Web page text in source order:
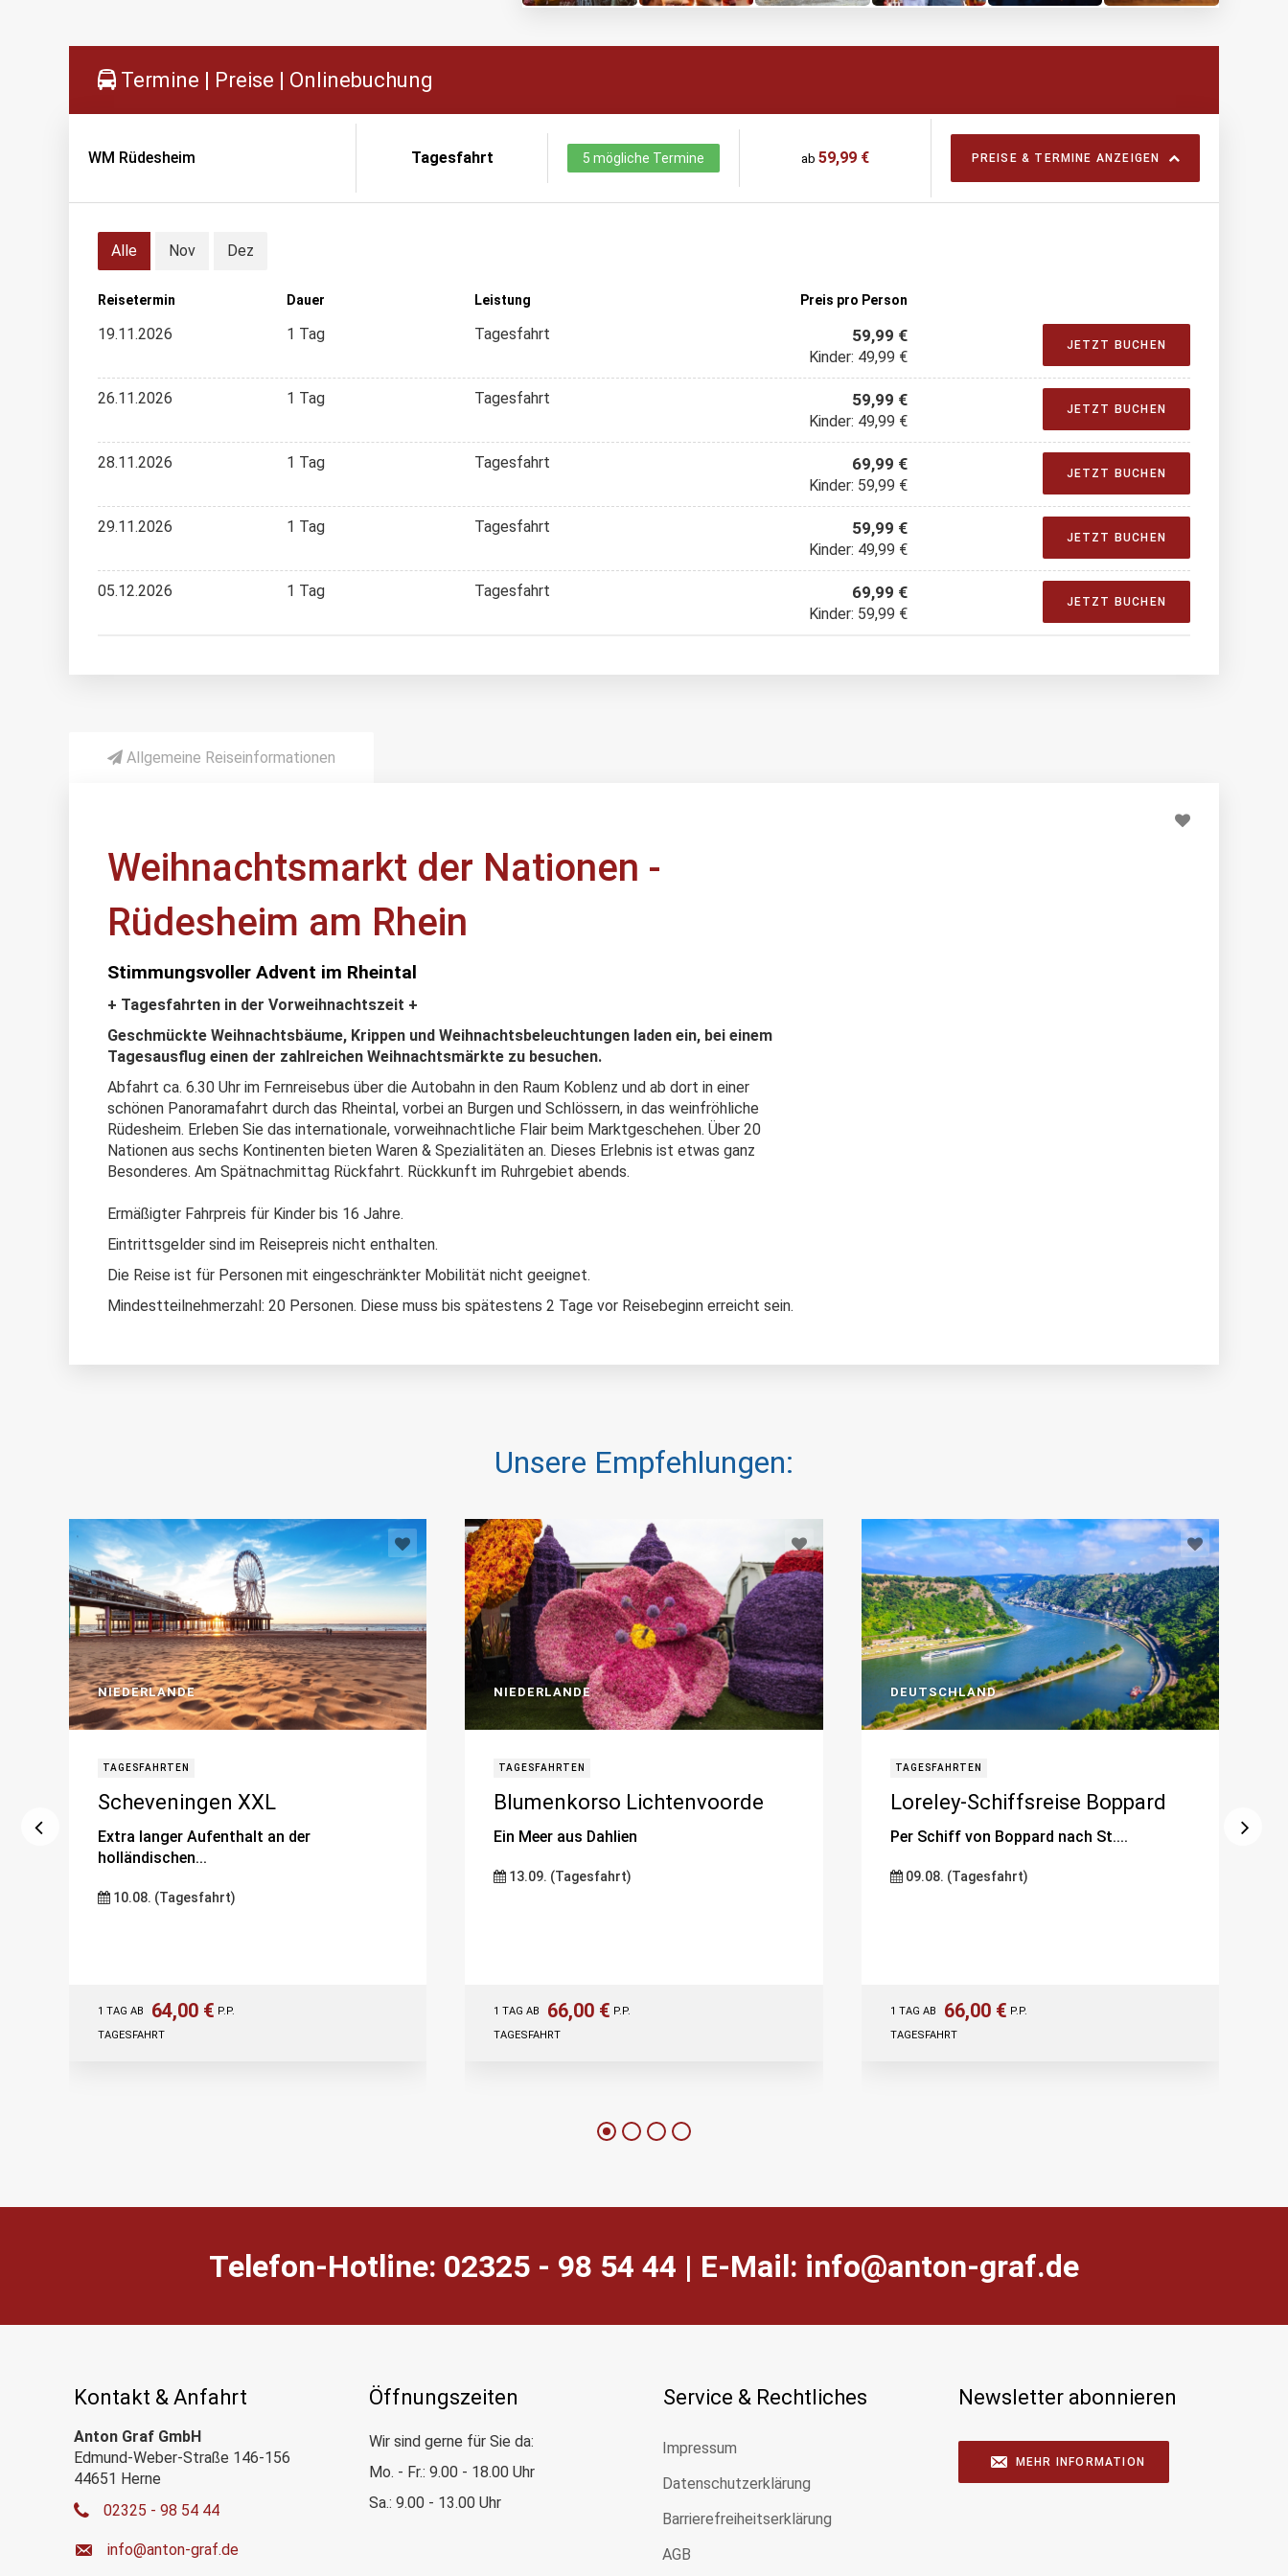
Termine | Preise | Onlinebuchung
WM Rüdesheim Tagesfahrt 5 mögliche Termine ab 59,99 € PREISE & TERMINE ANZEIGEN
Alle Nov Dez
Reisetermin Dauer Leistung Preis pro Person
19.11.2026 1 Tag Tagesfahrt 59,99 €
Kinder: 49,99 €
JETZT BUCHEN
26.11.2026 1 Tag Tagesfahrt 59,99 €
Kinder: 49,99 €
JETZT BUCHEN
28.11.2026 1 Tag Tagesfahrt 69,99 €
Kinder: 59,99 €
JETZT BUCHEN
29.11.2026 1 Tag Tagesfahrt 59,99 €
Kinder: 49,99 €
JETZT BUCHEN
05.12.2026 1 Tag Tagesfahrt 69,99 €
Kinder: 59,99 €
JETZT BUCHEN
Allgemeine Reiseinformationen
Weihnachtsmarkt der Nationen -
Rüdesheim am Rhein
Stimmungsvoller Advent im Rheintal
+ Tagesfahrten in der Vorweihnachtszeit +
Geschmückte Weihnachtsbäume, Krippen und Weihnachtsbeleuchtungen laden ein, bei einem
Tagesausflug einen der zahlreichen Weihnachtsmärkte zu besuchen.
Abfahrt ca. 6.30 Uhr im Fernreisebus über die Autobahn in den Raum Koblenz und ab dort in einer
schönen Panoramafahrt durch das Rheintal, vorbei an Burgen und Schlössern, in das weinfröhliche
Rüdesheim. Erleben Sie das internationale, vorweihnachtliche Flair beim Marktgeschehen. Über 20
Nationen aus sechs Kontinenten bieten Waren & Spezialitäten an. Dieses Erlebnis ist etwas ganz
Besonderes. Am Spätnachmittag Rückfahrt. Rückkunft im Ruhrgebiet abends.
Ermäßigter Fahrpreis für Kinder bis 16 Jahre.
Eintrittsgelder sind im Reisepreis nicht enthalten.
Die Reise ist für Personen mit eingeschränkter Mobilität nicht geeignet.
Mindestteilnehmerzahl: 20 Personen. Diese muss bis spätestens 2 Tage vor Reisebeginn erreicht sein.
Unsere Empfehlungen:
NIEDERLANDE
TAGESFAHRTEN
Scheveningen XXL
Extra langer Aufenthalt an der
holländischen...
10.08. (Tagesfahrt)
1 TAG AB 64,00 € P.P.
TAGESFAHRT
NIEDERLANDE
TAGESFAHRTEN
Blumenkorso Lichtenvoorde
Ein Meer aus Dahlien
13.09. (Tagesfahrt)
1 TAG AB 66,00 € P.P.
TAGESFAHRT
DEUTSCHLAND
TAGESFAHRTEN
Loreley-Schiffsreise Boppard
Per Schiff von Boppard nach St....
09.08. (Tagesfahrt)
1 TAG AB 66,00 € P.P.
TAGESFAHRT
Telefon-Hotline: 02325 - 98 54 44 | E-Mail: ed.farg-notna@ofni
Kontakt & Anfahrt
Anton Graf GmbH
Edmund-Weber-Straße 146-156
44651 Herne
02325 - 98 54 44
ed.farg-notna@ofni
Öffnungszeiten
Wir sind gerne für Sie da:
Mo. - Fr.: 9.00 - 18.00 Uhr
Sa.: 9.00 - 13.00 Uhr
Service & Rechtliches
Impressum
Datenschutzerklärung
Barrierefreiheitserklärung
AGB
Newsletter abonnieren
MEHR INFORMATION